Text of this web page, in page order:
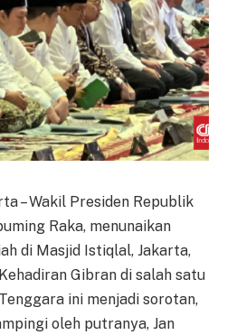
– Wakil Presiden Republik
Raka, menunaikan
di Masjid Istiqlal, Jakarta,
Gibran di salah satu
ini menjadi sorotan,
oleh putranya, Jan